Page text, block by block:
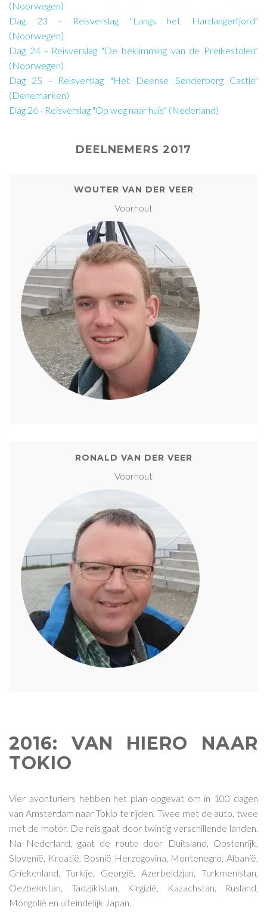
(Noorwegen)
Dag 23 - Reisverslag "Langs het Hardangerfjord"
(Noorwegen)
Dag 24 - Reisverslag "De beklimming van de Preikestolen"
(Noorwegen)
Dag 25 - Reisverslag "Het Deense Sønderborg Castle"
(Denemarken)
Dag 26 - Reisverslag "Op weg naar huis" (Nederland)
DEELNEMERS 2017
WOUTER VAN DER VEER
Voorhout
RONALD VAN DER VEER
Voorhout
2016: VAN HIERO NAAR
TOKIO
Vier avonturiers hebben het plan opgevat om in 100 dagen
van Amsterdam naar Tokio te rijden. Twee met de auto, twee
met de motor. De reis gaat door twintig verschillende landen.
Na Nederland, gaat de route door Duitsland, Oostenrijk,
Slovenië, Kroatië, Bosnië Herzegovina, Montenegro, Albanië,
Griekenland, Turkije, Georgië, Azerbeidzjan, Turkmenistan,
Oezbekistan, Tadzjikistan, Kirgizië, Kazachstan, Rusland,
Mongolië en uiteindelijk Japan.